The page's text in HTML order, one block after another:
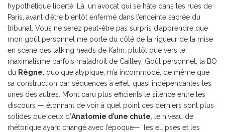
hypothétique liberté. Là, un avocat qui se hâte dans les rues de
Paris, avant d’être bientôt enfermé dans l’enceinte sacrée du
tribunal. Vous ne serez peut-être pas surpris d’apprendre que
mon goût personnel me porte du côté de la rigueur de la mise
en scène des talking heads de Kahn, plutôt que vers le
maximalisme parfois maladroit de Cailley. Goût personnel, la BO
du Règne, quoique atypique, m’a incommodé, de même que
sa construction par séquences à effet, quasi indépendantes les
unes des autres. M’ont paru plus efficients le silence entre les
discours — étonnant de voir à quel point ces derniers sont plus
solides que ceux d’Anatomie d’une chute, le niveau de
rhétorique ayant changé avec l’époque—, les ellipses et les